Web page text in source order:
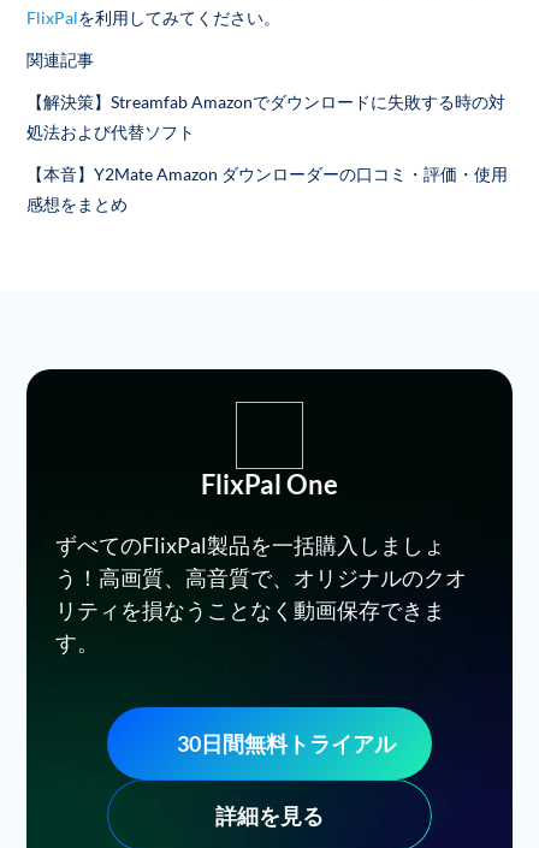
FlixPalを利用してみてください。
関連記事
【解決策】Streamfab Amazonでダウンロードに失敗する時の対
処法および代替ソフト
【本音】Y2Mate Amazon ダウンローダーの口コミ・評価・使用
感想をまとめ
FlixPal One
ずべてのFlixPal製品を一括購入しましょ
う！高画質、高音質で、オリジナルのクオ
リティを損なうことなく動画保存できま
す。
30日間無料トライアル
詳細を見る